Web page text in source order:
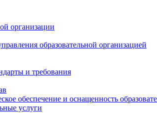
организации
образовательной организацией
и требования
обеспечение и оснащенность
услуги